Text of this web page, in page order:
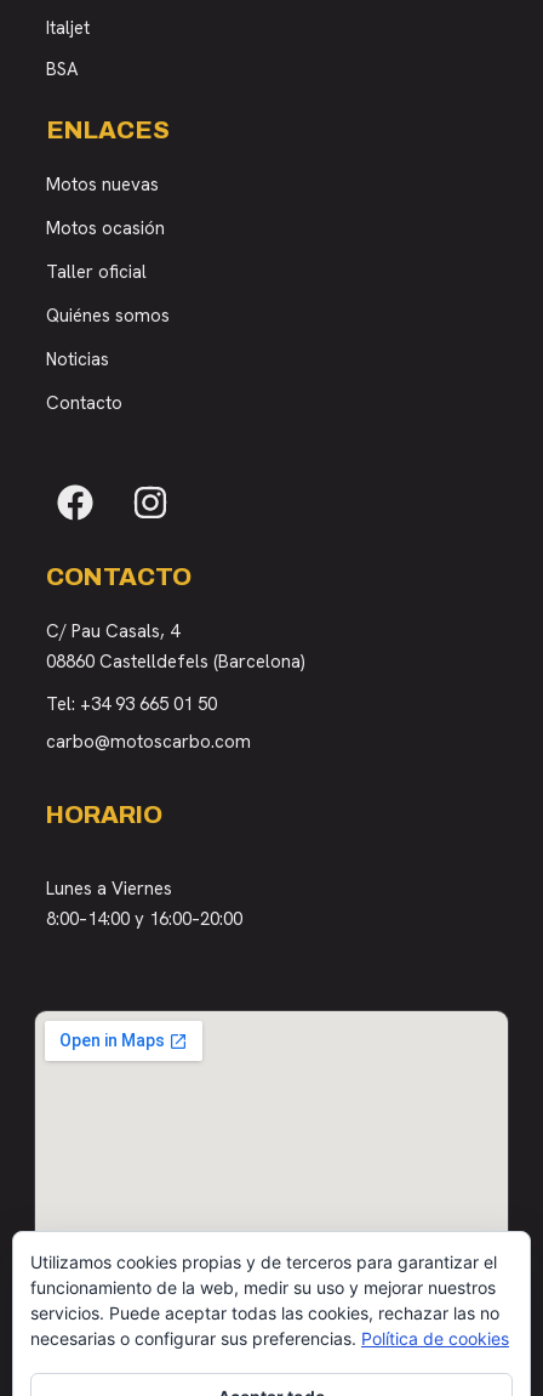
Italjet
BSA
ENLACES
Motos nuevas
Motos ocasión
Taller oficial
Quiénes somos
Noticias
Contacto
CONTACTO
C/ Pau Casals, 4
08860 Castelldefels (Barcelona)
Tel: +34 93 665 01 50
carbo@motoscarbo.com
HORARIO
Lunes a Viernes
8:00–14:00 y 16:00–20:00
Utilizamos cookies propias y de terceros para garantizar el
funcionamiento de la web, medir su uso y mejorar nuestros
servicios. Puede aceptar todas las cookies, rechazar las no
necesarias o configurar sus preferencias. Política de cookies